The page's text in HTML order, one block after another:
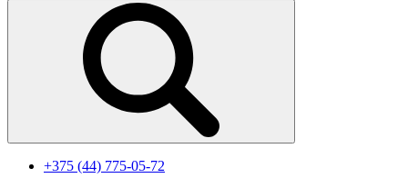
+375 (44) 775-05-72